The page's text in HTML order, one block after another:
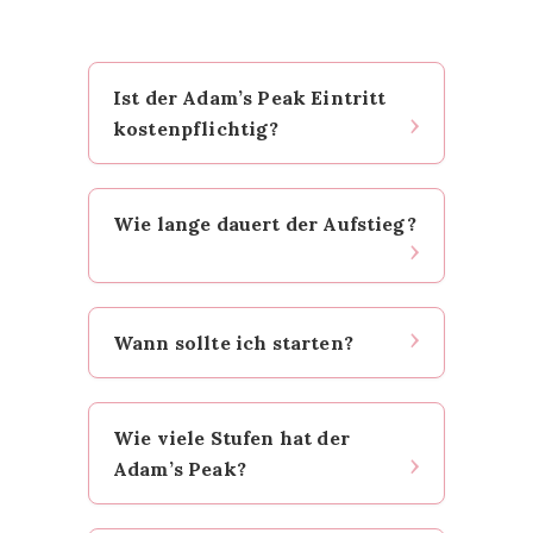
Ist der Adam’s Peak Eintritt
kostenpflichtig?
Nein, der Aufstieg ist aktuell
kostenlos.
Wie lange dauert der Aufstieg?
Rechne mit etwa 3 Stunden bis
zum Gipfel. Mit Pausen,
Zeremonie und Abstieg insgesamt
5–6 Stunden.
Wann sollte ich starten?
Zwischen 02:00–02:30 Uhr. So
erreichst du den Gipfel rechtzeitig
zum Sonnenaufgang.
Wie viele Stufen hat der
Adam’s Peak?